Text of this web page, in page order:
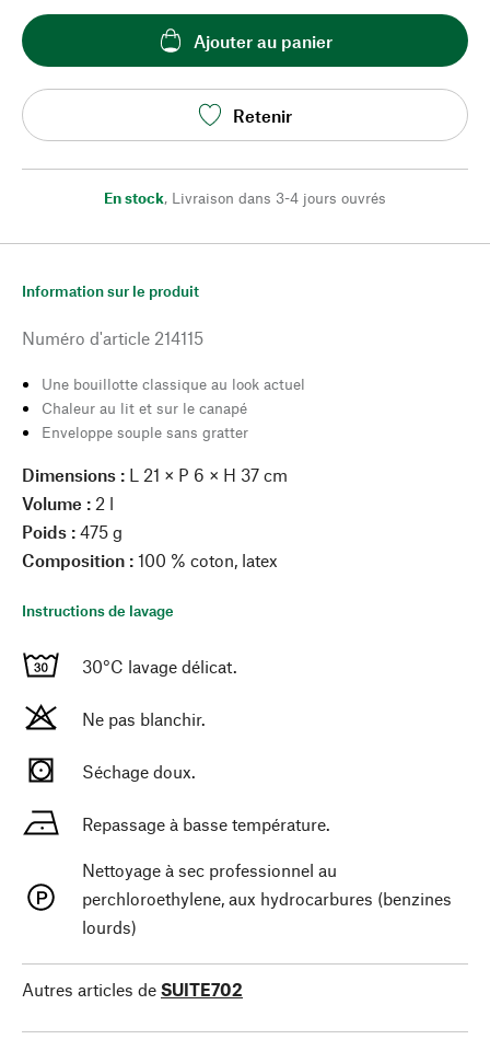
Ajouter au panier
Retenir
En stock, Livraison dans 3-4 jours ouvrés
Information sur le produit
Numéro d'article 214115
Une bouillotte classique au look actuel
Chaleur au lit et sur le canapé
Enveloppe souple sans gratter
Dimensions : L 21 × P 6 × H 37 cm
Volume : 2 l
Poids : 475 g
Composition : 100 % coton, latex
Instructions de lavage
30°C lavage délicat.
Ne pas blanchir.
Séchage doux.
Repassage à basse température.
Nettoyage à sec professionnel au
perchloroethylene, aux hydrocarbures (benzines
lourds)
Autres articles de SUITE702